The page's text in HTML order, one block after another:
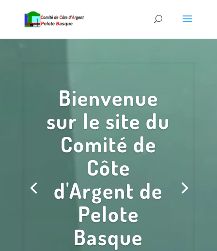
Bienvenue
sur le site du
Comité de
Côte
d'Argent de
Pelote
Basque